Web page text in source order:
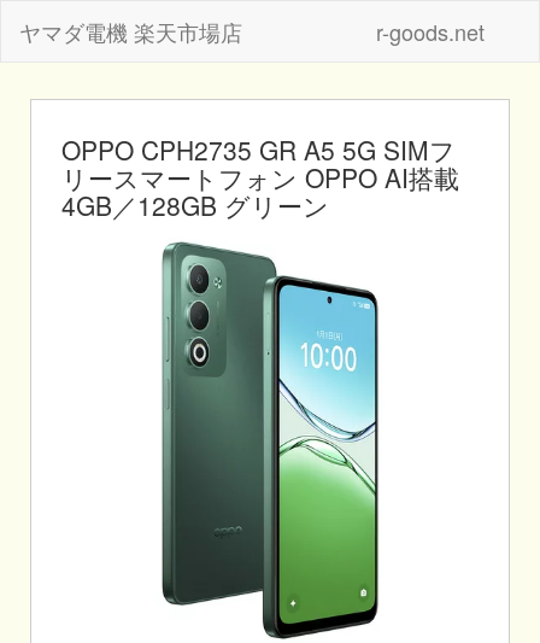
ヤマダ電機 楽天市場店 r-goods.net
OPPO CPH2735 GR A5 5G SIMフ
リースマートフォン OPPO AI搭載
4GB／128GB グリーン